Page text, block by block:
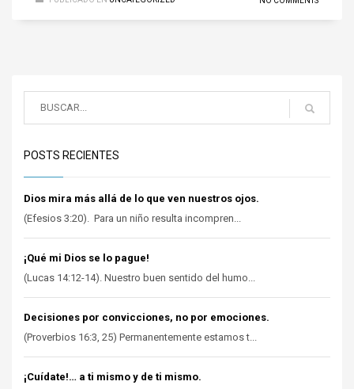
POSTS RECIENTES
Dios mira más allá de lo que ven nuestros ojos.
(Efesios 3:20). Para un niño resulta incompren...
¡Qué mi Dios se lo pague!
(Lucas 14:12-14). Nuestro buen sentido del humo...
Decisiones por convicciones, no por emociones.
(Proverbios 16:3, 25) Permanentemente estamos t...
¡Cuídate!… a ti mismo y de ti mismo.